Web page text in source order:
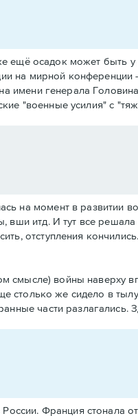
ещё осадок может быть
на мирной
имени генерала
"военные усилия" с
на момент в развитии
вши итд. И тут все
отступления
смысле) войны наверху
столько же сидело в
части разлагались.
Франция стонала